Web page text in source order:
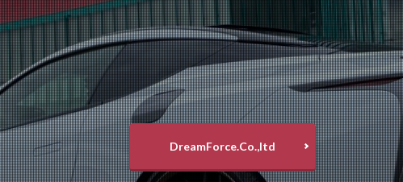
DreamForce.Co.,ltd